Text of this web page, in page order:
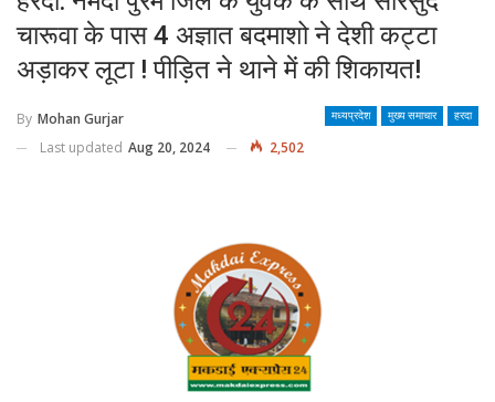
चारूवा के पास 4 अज्ञात बदमाशो ने देशी कट्टा
अड़ाकर लूटा ! पीड़ित ने थाने में की शिकायत!
मध्यप्रदेश मुख्य समाचार हरदा
By Mohan Gurjar
Last updated Aug 20, 2024 2,502